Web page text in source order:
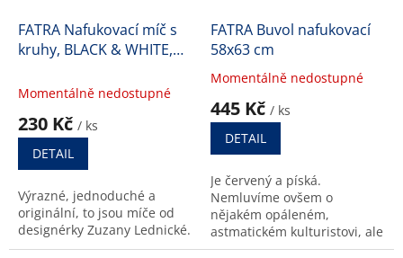
FATRA Nafukovací míč s
kruhy, BLACK & WHITE,
Momentálně nedostupné
230 Kč / ks
DETAIL
Výrazné, jednoduché a
originální, to jsou míče od
designérky Zuzany Lednické.
FATRA Buvol nafukovací
58x63 cm
Průměrné
produktu
4,6
5
hvězdiček.
Momentálně nedostupné
445 Kč / ks
DETAIL
Je červený a píská.
Nemluvíme ovšem o
nějakém opáleném,
astmatickém kulturistovi, ale
o nafukovacím buvolovi.